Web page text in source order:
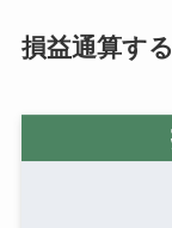
損益通算する